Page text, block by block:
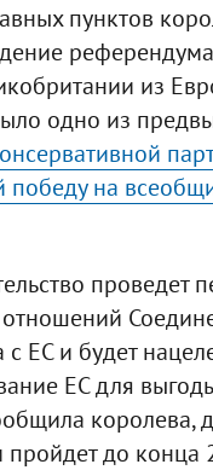
пунктов
из
одно из
на
проведет
с ЕС и будет
ЕС для
королева,
до конца